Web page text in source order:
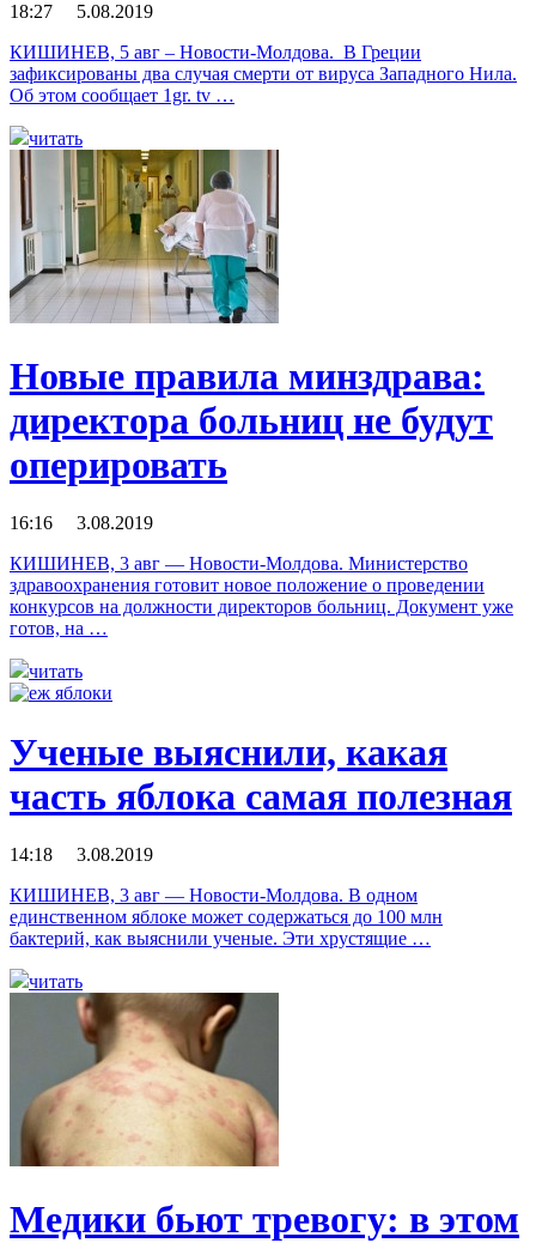
18:27 5.08.2019
КИШИНЕВ, 5 авг – Новости-Молдова. В Греции
зафиксированы два случая смерти от вируса Западного Нила.
Об этом сообщает 1gr. tv …
читать
Новые правила минздрава:
директора больниц не будут
оперировать
16:16 3.08.2019
КИШИНЕВ, 3 авг — Новости-Молдова. Министерство
здравоохранения готовит новое положение о проведении
конкурсов на должности директоров больниц. Документ уже
готов, на …
читать
Ученые выяснили, какая
часть яблока самая полезная
14:18 3.08.2019
КИШИНЕВ, 3 авг — Новости-Молдова. В одном
единственном яблоке может содержаться до 100 млн
бактерий, как выяснили ученые. Эти хрустящие …
читать
Медики бьют тревогу: в этом